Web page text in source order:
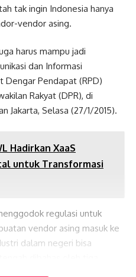
tak ingin Indonesia hanya
vendor asing.
harus mampu jadi
dan Informasi
Dengar Pendapat (RPD)
Rakyat (DPR), di
Jakarta, Selasa (27/1/2015).
Hadirkan XaaS
untuk Transformasi
regulasi untuk
vendor asing masuk ke
dalam negeri bisa